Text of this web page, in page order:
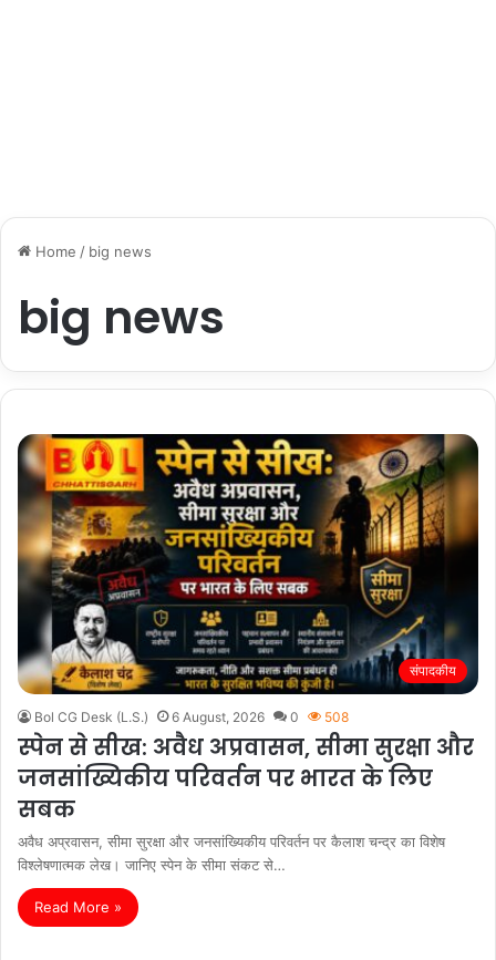
Home / big news
big news
संपादकीय
Bol CG Desk (L.S.) 6 August, 2026 0 508
स्पेन से सीख: अवैध अप्रवासन, सीमा सुरक्षा और
जनसांख्यिकीय परिवर्तन पर भारत के लिए
सबक
अवैध अप्रवासन, सीमा सुरक्षा और जनसांख्यिकीय परिवर्तन पर कैलाश चन्द्र का विशेष
विश्लेषणात्मक लेख। जानिए स्पेन के सीमा संकट से…
Read More »